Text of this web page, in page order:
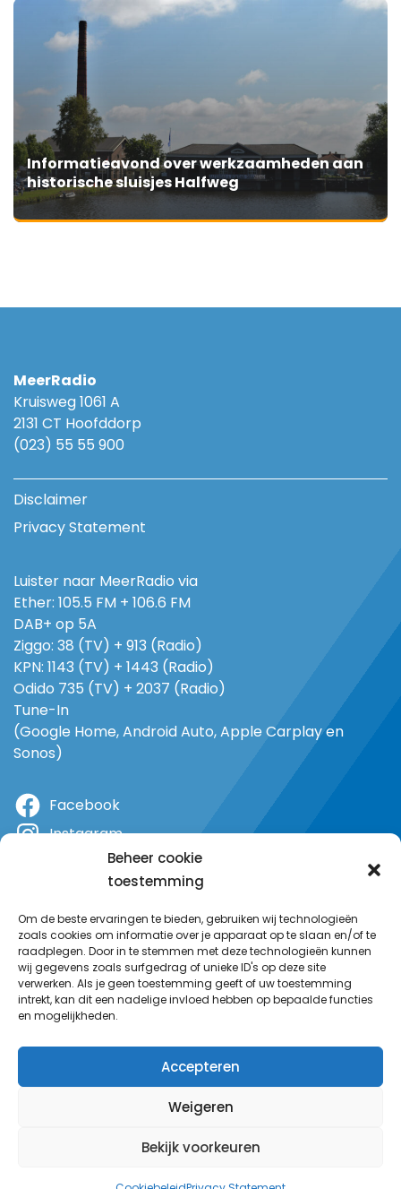
Beheer cookie
toestemming
Om de beste ervaringen te bieden, gebruiken wij technologieën
zoals cookies om informatie over je apparaat op te slaan en/of te
raadplegen. Door in te stemmen met deze technologieën kunnen
wij gegevens zoals surfgedrag of unieke ID's op deze site
verwerken. Als je geen toestemming geeft of uw toestemming
intrekt, kan dit een nadelige invloed hebben op bepaalde functies
en mogelijkheden.
Accepteren
Weigeren
Bekijk voorkeuren
Informatieavond over werkzaamheden aan
historische sluisjes Halfweg
MeerRadio
Kruisweg 1061 A
2131 CT Hoofddorp
(023) 55 55 900
Disclaimer
Privacy Statement
Luister naar MeerRadio via
Ether: 105.5 FM + 106.6 FM
DAB+ op 5A
Ziggo: 38 (TV) + 913 (Radio)
KPN: 1143 (TV) + 1443 (Radio)
Odido 735 (TV) + 2037 (Radio)
Tune-In
(Google Home, Android Auto, Apple Carplay en
Sonos)
Facebook
Instagram
YouTube
© MeerRadio 2025